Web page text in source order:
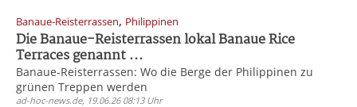
Banaue-Reisterrassen, Philippinen
Die Banaue-Reisterrassen lokal Banaue Rice
Terraces genannt ...
Banaue-Reisterrassen: Wo die Berge der Philippinen zu
grünen Treppen werden
ad-hoc-news.de, 19.06.26 08:13 Uhr